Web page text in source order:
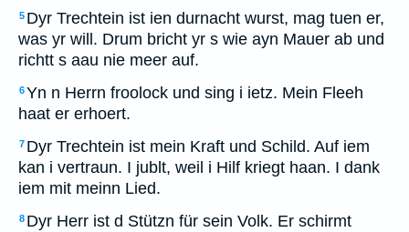
5 Dyr Trechtein ist ien durnacht wurst, mag tuen er,
was yr will. Drum bricht yr s wie ayn Mauer ab und
richtt s aau nie meer auf.
6Yn n Herrn froolock und sing i ietz. Mein Fleeh
haat er erhoert.
7 Dyr Trechtein ist mein Kraft und Schild. Auf iem
kan i vertraun. I jublt, weil i Hilf kriegt haan. I dank
iem mit meinn Lied.
8 Dyr Herr ist d Stützn für sein Volk. Er schirmt